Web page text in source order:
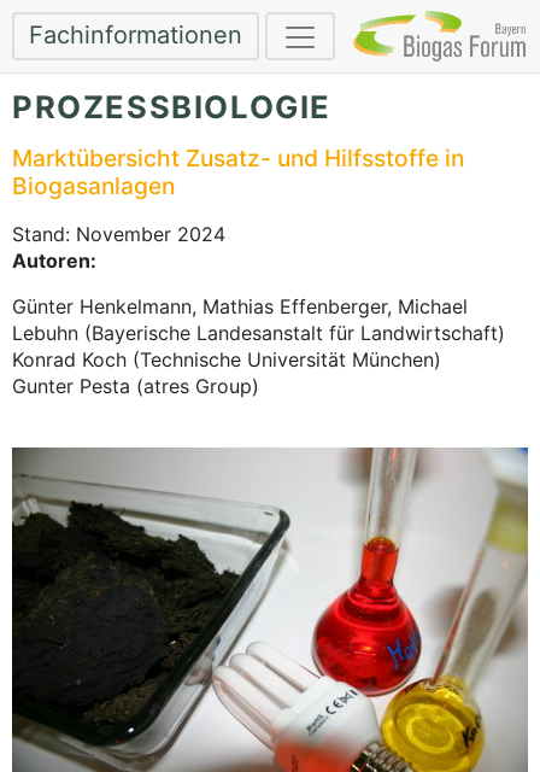
Fachinformationen
PROZESSBIOLOGIE
Marktübersicht Zusatz- und Hilfsstoffe in
Biogasanlagen
Stand: November 2024
Autoren:
Günter Henkelmann, Mathias Effenberger, Michael
Lebuhn (Bayerische Landesanstalt für Landwirtschaft)
Konrad Koch (Technische Universität München)
Gunter Pesta (atres Group)